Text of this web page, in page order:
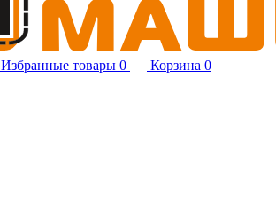
Избранные товары 0 Корзина 0